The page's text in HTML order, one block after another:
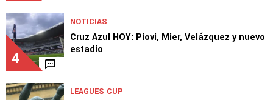
4
NOTICIAS
Cruz Azul HOY: Piovi, Mier, Velázquez y nuevo
estadio
LEAGUES CUP